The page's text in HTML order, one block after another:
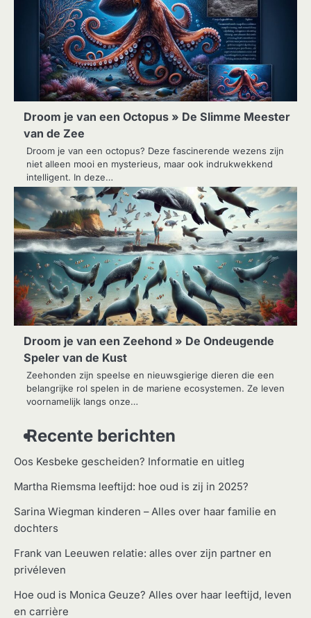
Droom je van een Octopus » De Slimme Meester
van de Zee
Droom je van een octopus? Deze fascinerende wezens zijn
niet alleen mooi en mysterieus, maar ook indrukwekkend
intelligent. In deze…
Droom je van een Zeehond » De Ondeugende
Speler van de Kust
Zeehonden zijn speelse en nieuwsgierige dieren die een
belangrijke rol spelen in de mariene ecosystemen. Ze leven
voornamelijk langs onze…
Recente berichten
Oos Kesbeke gescheiden? Informatie en uitleg
Martha Riemsma leeftijd: hoe oud is zij in 2025?
Sarina Wiegman kinderen – Alles over haar familie en
dochters
Frank van Leeuwen relatie: alles over zijn partner en
privéleven
Hoe oud is Monica Geuze? Alles over haar leeftijd, leven
en carrière